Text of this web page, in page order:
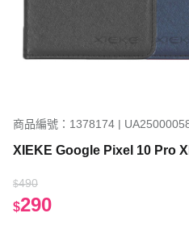
商品編號：1378174 |
XIEKE Google Pixel 10 Pro
$490
$290